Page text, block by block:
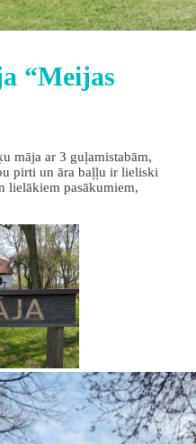
“Meijas
māja ar 3 guļamistabām,
pirti un āra baļļu ir lieliski
lielākiem pasākumiem,